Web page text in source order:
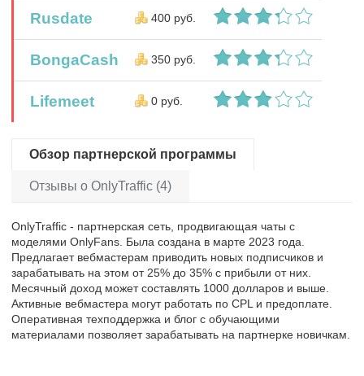
Rusdate 400 руб.
BongaCash 350 руб.
Lifemeet 0 руб.
Обзор партнерской программы
Отзывы о OnlyTraffic (4)
OnlyTraffic - партнерская сеть, продвигающая чаты с
моделями OnlyFans. Была создана в марте 2023 года.
Предлагает вебмастерам приводить новых подписчиков и
зарабатывать на этом от 25% до 35% с прибыли от них.
Месячный доход может составлять 1000 долларов и выше.
Активные вебмастера могут работать по CPL и предоплате.
Оперативная техподдержка и блог с обучающими
материалами позволяет зарабатывать на партнерке новичкам.